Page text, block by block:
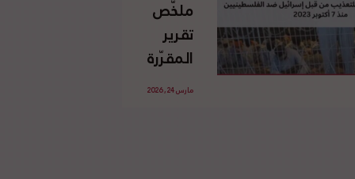
الدولي
ملخّص
تقرير
المقرّرة
الخاصة
مارس 24, 2026